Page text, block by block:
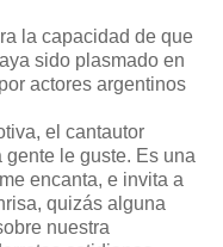
la capacidad de que
sido plasmado en
actores argentinos
el cantautor
gente le guste. Es una
encanta, e invita a
quizás alguna
nuestra